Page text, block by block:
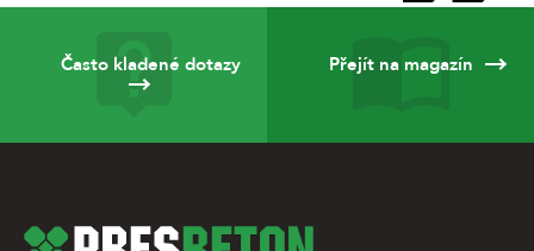
Často kladené dotazy Přejít na magazín